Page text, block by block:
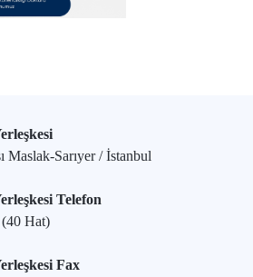
Maslak-Sarıyer / İstanbul
Telefon
Hat)
Fax